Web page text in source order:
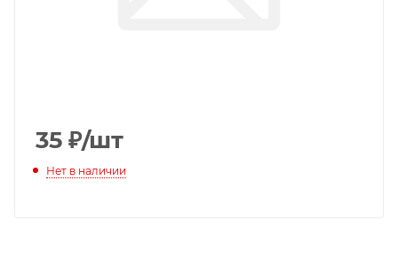
35 ₽/шт
Нет в наличии